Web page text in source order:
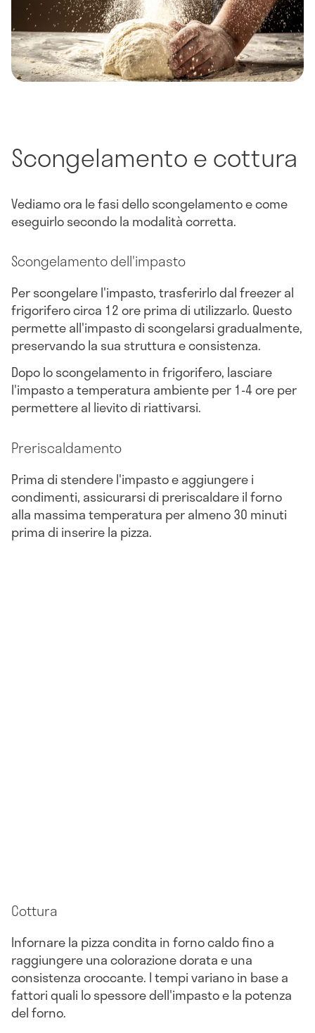
Scongelamento e cottura
Vediamo ora le fasi dello scongelamento e come
eseguirlo secondo la modalità corretta.
Scongelamento dell'impasto
Per scongelare l'impasto, trasferirlo dal freezer al
frigorifero circa 12 ore prima di utilizzarlo. Questo
permette all'impasto di scongelarsi gradualmente,
preservando la sua struttura e consistenza.
Dopo lo scongelamento in frigorifero, lasciare
l'impasto a temperatura ambiente per 1-4 ore per
permettere al lievito di riattivarsi.
Preriscaldamento
Prima di stendere l'impasto e aggiungere i
condimenti, assicurarsi di preriscaldare il forno
alla massima temperatura per almeno 30 minuti
prima di inserire la pizza.
Cottura
Infornare la pizza condita in forno caldo fino a
raggiungere una colorazione dorata e una
consistenza croccante. I tempi variano in base a
fattori quali lo spessore dell'impasto e la potenza
del forno.